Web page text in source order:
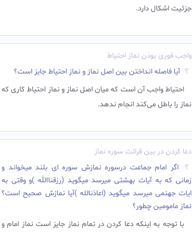
جزئیت اشکال دارد.
واجب فوری بودن نماز احتیاط
آیا فاصله انداختن بین اصل نماز و نماز احتیاط جایز است؟
احتياط واجب آن است كه میان اصل نماز و نماز احتياط كارى كه
نماز را باطل می‌کند انجام ندهد.
دعا کردن در بین قرائت سوره نماز
اگر امام جماعت درسوره نمازش سوره ای بلند میخواند و
زمانی که به آیات بهشتی میرسد میگوید (رزقناالله )و وقتی به
ایات جهنمی میرسد میگوید (اعاذنالله )آیا نمازش صحیح است؟
نماز مامومین چطور؟
با توجه به اینکه دعا کردن در تمام نماز جایز است نماز امام و